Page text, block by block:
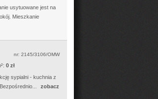
usytuowane jest na
Mieszkanie
nr: 2145/3106/OMW
0 zł
sypialni - kuchnia z
zobacz